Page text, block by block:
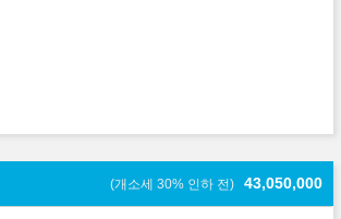
(개소세 30% 인하 전) 43,050,000